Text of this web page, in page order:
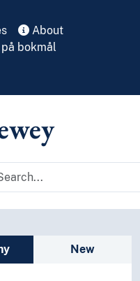
About
på bokmål
traverseNew